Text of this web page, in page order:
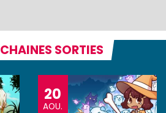
SORTIES
20
AOU.